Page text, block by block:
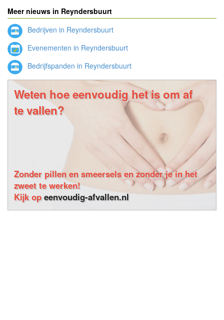
Meer nieuws in Reyndersbuurt
Bedrijven in Reyndersbuurt
Evenementen in Reyndersbuurt
Bedrijfspanden in Reyndersbuurt
Weten hoe eenvoudig het is om af
te vallen?
Zonder pillen en smeersels en zonder je in het
zweet te werken!
Kijk opeenvoudig-afvallen.nl